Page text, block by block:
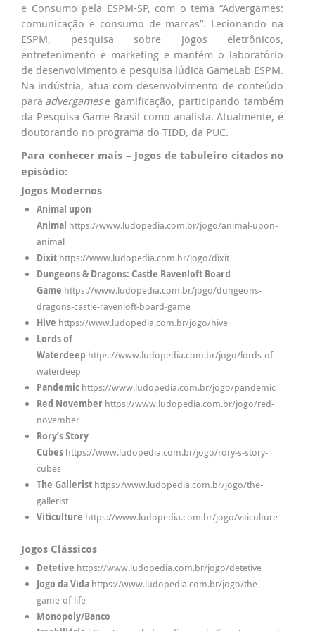
e Consumo pela ESPM-SP, com o tema “Advergames:
comunicação e consumo de marcas”. Lecionando na
ESPM, pesquisa sobre jogos eletrônicos,
entretenimento e marketing e mantém o laboratório
de desenvolvimento e pesquisa lúdica GameLab ESPM.
Na indústria, atua com desenvolvimento de conteúdo
para advergamese gamificação, participando também
da Pesquisa Game Brasil como analista. Atualmente, é
doutorando no programa do TIDD, da PUC.
Para conhecer mais – Jogos de tabuleiro citados no
episódio:
Jogos Modernos
Animal upon
Animal https://www.ludopedia.com.br/jogo/animal-upon-
animal
Dixit https://www.ludopedia.com.br/jogo/dixit
Dungeons & Dragons: Castle Ravenloft Board
Game https://www.ludopedia.com.br/jogo/dungeons-
dragons-castle-ravenloft-board-game
Hive https://www.ludopedia.com.br/jogo/hive
Lords of
Waterdeep https://www.ludopedia.com.br/jogo/lords-of-
waterdeep
Pandemic https://www.ludopedia.com.br/jogo/pandemic
Red November https://www.ludopedia.com.br/jogo/red-
november
Rory’s Story
Cubes https://www.ludopedia.com.br/jogo/rory-s-story-
cubes
The Gallerist https://www.ludopedia.com.br/jogo/the-
gallerist
Viticulture https://www.ludopedia.com.br/jogo/viticulture
Jogos Clássicos
Detetive https://www.ludopedia.com.br/jogo/detetive
Jogo da Vida https://www.ludopedia.com.br/jogo/the-
game-of-life
Monopoly/Banco